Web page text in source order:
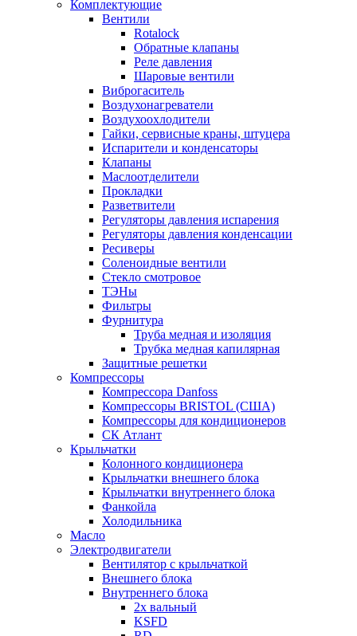
Комплектующие
Вентили
Rotalock
Обратные клапаны
Реле давления
Шаровые вентили
Виброгаситель
Воздухонагреватели
Воздухоохлодители
Гайки, сервисные краны, штуцера
Испарители и конденсаторы
Клапаны
Маслоотделители
Прокладки
Разветвители
Регуляторы давления испарения
Регуляторы давления конденсации
Ресиверы
Соленоидные вентили
Стекло смотровое
ТЭНы
Фильтры
Фурнитура
Труба медная и изоляция
Трубка медная капилярная
Защитные решетки
Компрессоры
Компрессора Danfoss
Компрессоры BRISTOL (США)
Компрессоры для кондиционеров
СК Атлант
Крыльчатки
Колонного кондиционера
Крыльчатки внешнего блока
Крыльчатки внутреннего блока
Фанкойла
Холодильника
Масло
Электродвигатели
Вентилятор с крыльчаткой
Внешнего блока
Внутреннего блока
2х вальный
KSFD